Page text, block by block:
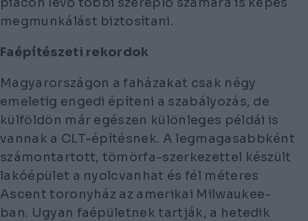
megmunkálást biztosítani.
Faépítészeti rekordok
Magyarországon a faházakat csak négy
emeletig engedi építeni a szabályozás, de
külföldön már egészen különleges példái is
vannak a CLT-építésnek. A legmagasabbként
számontartott, tömörfa-szerkezettel készült
lakóépület a nyolcvanhat és fél méteres
Ascent toronyház az amerikai Milwaukee-
ban. Ugyan faépületnek tartják, a hetedik